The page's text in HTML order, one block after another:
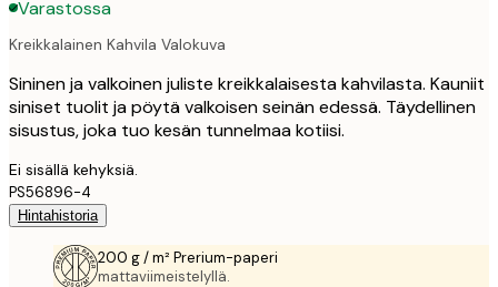
Varastossa
Kreikkalainen Kahvila Valokuva
Sininen ja valkoinen juliste kreikkalaisesta kahvilasta. Kauniit
siniset tuolit ja pöytä valkoisen seinän edessä. Täydellinen
sisustus, joka tuo kesän tunnelmaa kotiisi.
Ei sisällä kehyksiä.
PS56896-4
Hintahistoria
200 g / m² Prerium-paperi
mattaviimeistelyllä.